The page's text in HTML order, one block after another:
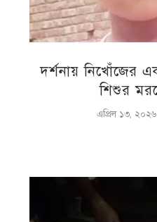
দর্শনায় নিখোঁজের
শিশুর
এপ্রিল ১৩,